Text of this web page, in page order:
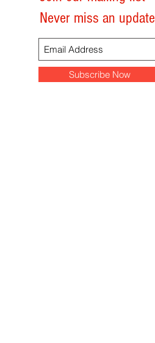
Never miss an update
Subscribe Now